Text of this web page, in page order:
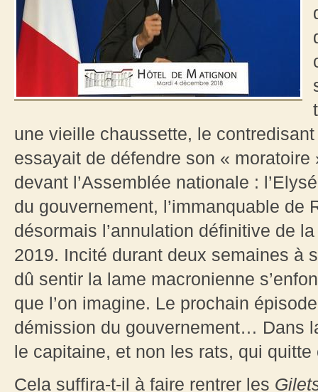
une vieille chaussette, le
essayait de défendre son «
devant l’Assemblée nationale :
du gouvernement, l’immanquable de
désormais l’annulation définitive de
2019. Incité durant deux semaines à
dû sentir la lame macronienne
que l’on imagine. Le prochain
démission du gouvernement… Dans
le capitaine, et non les rats, qui
Cela suffira-t-il à faire rentrer les